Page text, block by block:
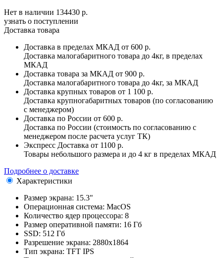
Нет в наличии 134430 р.
узнать о поступлении
Доставка товара
Доставка в пределах МКАД от 600 р.
Доставка малогабаритного товара до 4кг, в пределах
МКАД
Доставка товара за МКАД от 900 р.
Доставка малогабаритного товара до 4кг, за МКАД
Доставка крупных товаров от 1 100 р.
Доставка крупногабаритных товаров (по согласованию
с менеджером)
Доставка по России от 600 р.
Доставка по России (стоимость по согласованию с
менеджером после расчета услуг ТК)
Экспресс Доставка от 1100 р.
Товары небольшого размера и до 4 кг в пределах МКАД
Подробнее о доставке
Характеристики
Размер экрана: 15.3"
Операционная система: MacOS
Количество ядер процессора: 8
Размер оперативной памяти: 16 Гб
SSD: 512 Гб
Разрешение экрана: 2880x1864
Тип экрана: TFT IPS